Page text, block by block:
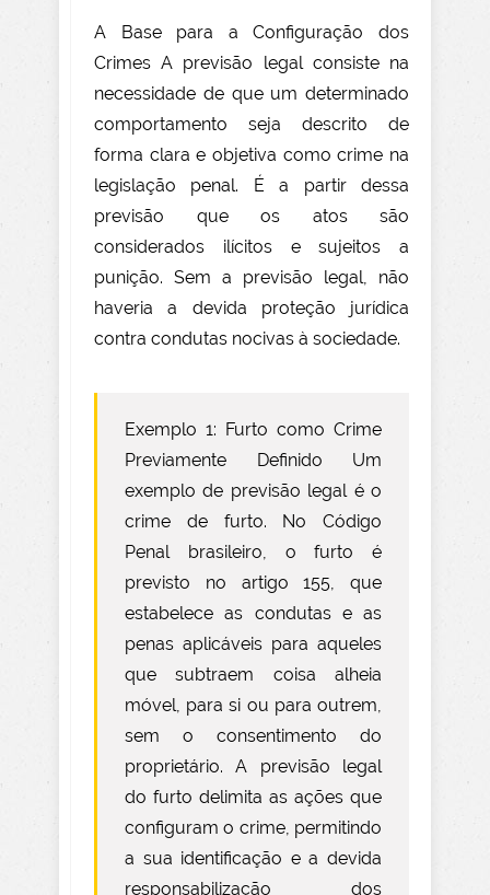
A Base para a Configuração dos
Crimes A previsão legal consiste na
necessidade de que um determinado
comportamento seja descrito de
forma clara e objetiva como crime na
legislação penal. É a partir dessa
previsão que os atos são
considerados ilícitos e sujeitos a
punição. Sem a previsão legal, não
haveria a devida proteção jurídica
contra condutas nocivas à sociedade.
Exemplo 1: Furto como Crime
Previamente Definido Um
exemplo de previsão legal é o
crime de furto. No Código
Penal brasileiro, o furto é
previsto no artigo 155, que
estabelece as condutas e as
penas aplicáveis para aqueles
que subtraem coisa alheia
móvel, para si ou para outrem,
sem o consentimento do
proprietário. A previsão legal
do furto delimita as ações que
configuram o crime, permitindo
a sua identificação e a devida
responsabilização dos